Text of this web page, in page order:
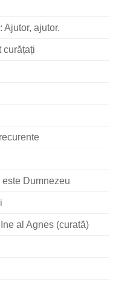
Ajutor, ajutor.
curățați
Dumnezeu
al Agnes (curată)